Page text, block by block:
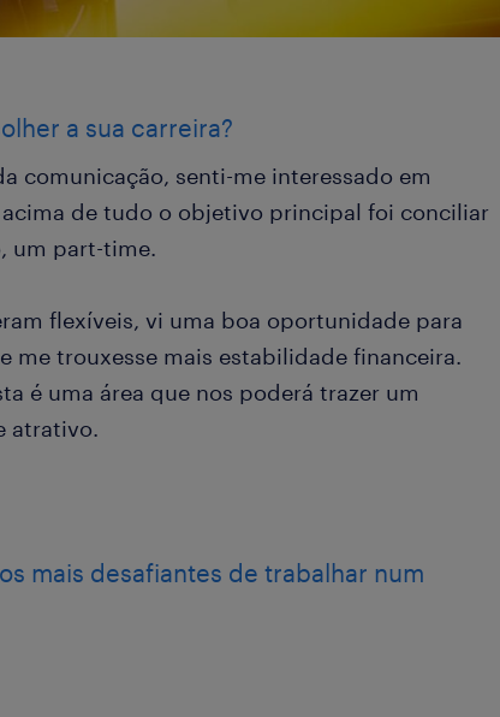
a sua carreira?
comunicação, senti-me interessado em
de tudo o objetivo principal foi conciliar
um part-time.
flexíveis, vi uma boa oportunidade para
me trouxesse mais estabilidade financeira.
é uma área que nos poderá trazer um
atrativo.
mais desafiantes de trabalhar num